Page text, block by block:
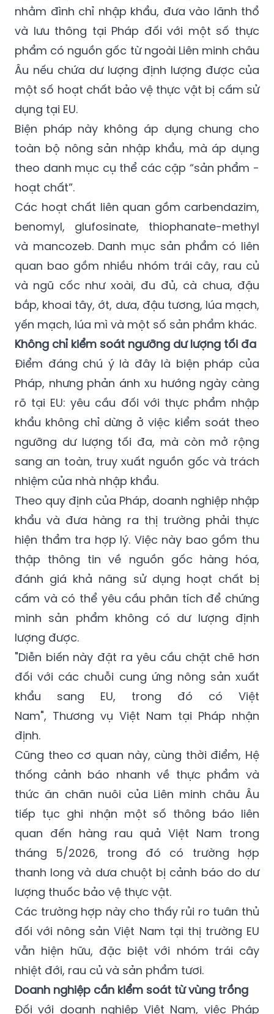
nhằm đình chỉ nhập khẩu, đưa vào lãnh thổ
và lưu thông tại Pháp đối với một số thực
phẩm có nguồn gốc từ ngoài Liên minh châu
Âu nếu chứa dư lượng định lượng được của
một số hoạt chất bảo vệ thực vật bị cấm sử
dụng tại EU.
Biện pháp này không áp dụng chung cho
toàn bộ nông sản nhập khẩu, mà áp dụng
theo danh mục cụ thể các cặp “sản phẩm -
hoạt chất”.
Các hoạt chất liên quan gồm carbendazim,
benomyl, glufosinate, thiophanate-methyl
và mancozeb. Danh mục sản phẩm có liên
quan bao gồm nhiều nhóm trái cây, rau củ
và ngũ cốc như xoài, đu đủ, cà chua, đậu
bắp, khoai tây, ớt, dưa, đậu tương, lúa mạch,
yến mạch, lúa mì và một số sản phẩm khác.
Không chỉ kiểm soát ngưỡng dư lượng tối đa
Điểm đáng chú ý là đây là biện pháp của
Pháp, nhưng phản ánh xu hướng ngày càng
rõ tại EU: yêu cầu đối với thực phẩm nhập
khẩu không chỉ dừng ở việc kiểm soát theo
ngưỡng dư lượng tối đa, mà còn mở rộng
sang an toàn, truy xuất nguồn gốc và trách
nhiệm của nhà nhập khẩu.
Theo quy định của Pháp, doanh nghiệp nhập
khẩu và đưa hàng ra thị trường phải thực
hiện thẩm tra hợp lý. Việc này bao gồm thu
thập thông tin về nguồn gốc hàng hóa,
đánh giá khả năng sử dụng hoạt chất bị
cấm và có thể yêu cầu phân tích để chứng
minh sản phẩm không có dư lượng định
lượng được.
"Diễn biến này đặt ra yêu cầu chặt chẽ hơn
đối với các chuỗi cung ứng nông sản xuất
khẩu sang EU, trong đó có Việt
Nam", Thương vụ Việt Nam tại Pháp nhận
định.
Cũng theo cơ quan này, cùng thời điểm, Hệ
thống cảnh báo nhanh về thực phẩm và
thức ăn chăn nuôi của Liên minh châu Âu
tiếp tục ghi nhận một số thông báo liên
quan đến hàng rau quả Việt Nam trong
tháng 5/2026, trong đó có trường hợp
thanh long và dưa chuột bị cảnh báo do dư
lượng thuốc bảo vệ thực vật.
Các trường hợp này cho thấy rủi ro tuân thủ
đối với nông sản Việt Nam tại thị trường EU
vẫn hiện hữu, đặc biệt với nhóm trái cây
nhiệt đới, rau củ và sản phẩm tươi.
Doanh nghiệp cần kiểm soát từ vùng trồng
Đối với doanh nghiệp Việt Nam, việc Pháp